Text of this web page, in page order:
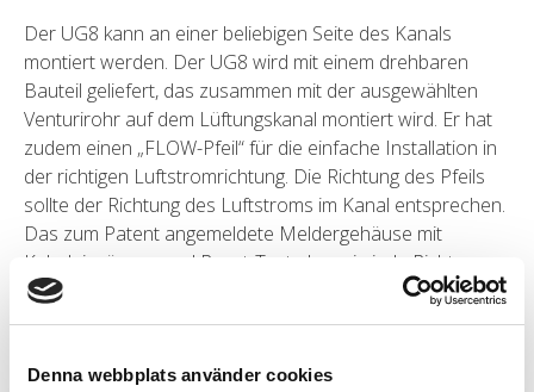
Denna webbplats använder cookies
Der UG8 kann an einer beliebigen Seite des Kanals
montiert werden. Der UG8 wird mit einem drehbaren
Bauteil geliefert, das zusammen mit der ausgewählten
Venturirohr auf dem Lüftungskanal montiert wird. Er hat
zudem einen „FLOW-Pfeil“ für die einfache Installation in
der richtigen Luftstromrichtung. Die Richtung des Pfeils
sollte der Richtung des Luftstroms im Kanal entsprechen.
Das zum Patent angemeldete Meldergehäuse mit
Kabeleingängen und Reset-Taste kann in jede Richtung
gedreht werden, um auf die Gegebenheiten des
Montageortes abgestimmt zu werden.
Sowohl die Abdeckung der Rauchmelderkammer als auch